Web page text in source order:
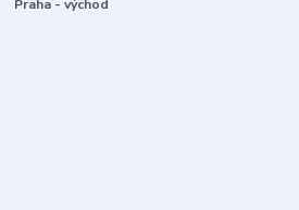
Praha - východ